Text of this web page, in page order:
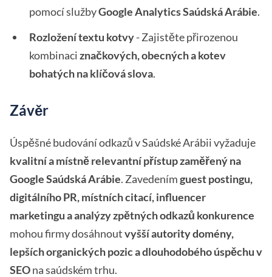
pomocí službyGoogle Analytics Saúdská Arábie.
Rozložení textu kotvy- Zajistěte přirozenou
kombinaciznačkových, obecných a kotev
bohatých na klíčová slova.
Závěr
Úspěšné budování odkazů v Saúdské Arábii vyžaduje
kvalitní a místně relevantní přístup zaměřený na
Google Saúdská Arábie. Zavedenímguest postingu,
digitálního PR, místních citací, influencer
marketingu a analýzy zpětných odkazů konkurence
mohou firmy dosáhnoutvyšší autority domény,
lepších organických pozic a dlouhodobého úspěchu v
SEOna saúdském trhu.